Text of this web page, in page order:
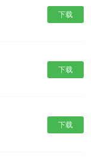
下载
下载
下载